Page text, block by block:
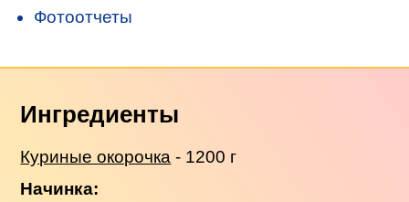
Фотоотчеты
Ингредиенты
Куриные окорочка - 1200 г
Начинка: